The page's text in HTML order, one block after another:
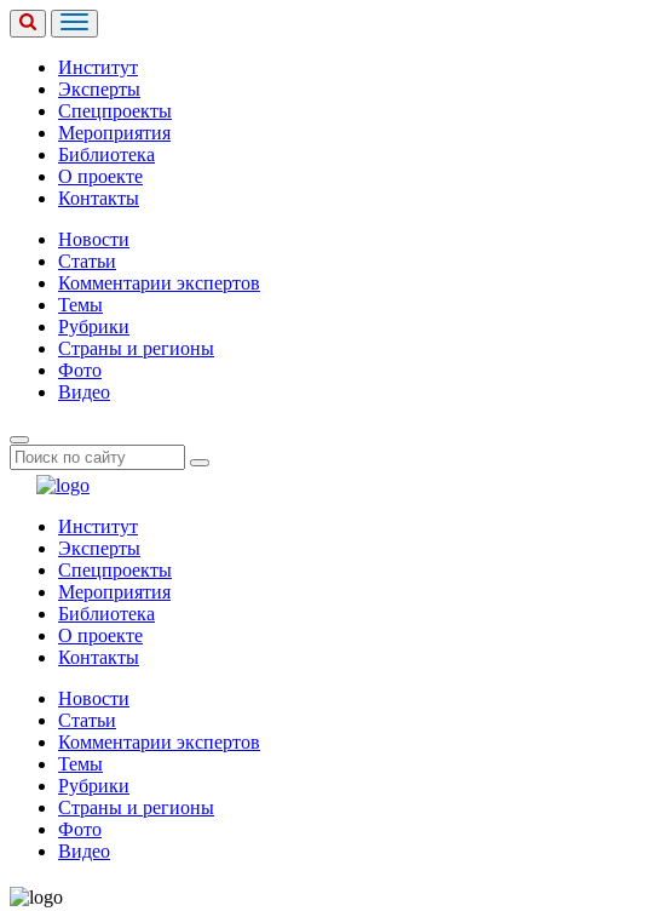
Институт
Эксперты
Спецпроекты
Мероприятия
Библиотека
О проекте
Контакты
Новости
Статьи
Комментарии экспертов
Темы
Рубрики
Страны и регионы
Фото
Видео
Институт
Эксперты
Спецпроекты
Мероприятия
Библиотека
О проекте
Контакты
Новости
Статьи
Комментарии экспертов
Темы
Рубрики
Страны и регионы
Фото
Видео